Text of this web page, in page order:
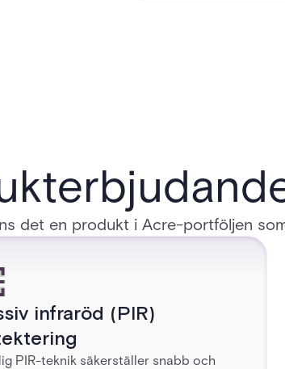
det en produkt i Acre-portföljen
infraröd (PIR)
PIR-teknik säkerställer snabb och